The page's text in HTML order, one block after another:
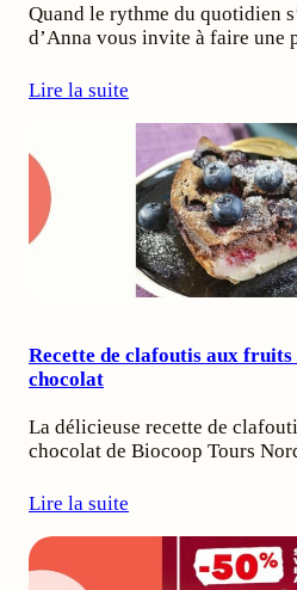
Quand le rythme du quotidien
d’Anna vous invite à faire une
Lire la suite
Recette de clafoutis aux fruits
chocolat
La délicieuse recette de
chocolat de Biocoop Tours
Lire la suite